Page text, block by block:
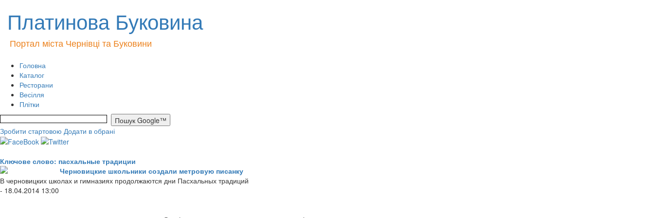
Платинова Буковина
Портал міста Чернівці та Буковини
Головна
Каталог
Ресторани
Весілля
Плітки
Зробити стартовою Додати в обрані
Ключове слово: пасхальные традиции
Черновицкие школьники создали метровую писанку
В черновицких школах и гимназиях продолжаются дни Пасхальных традиций
- 18.04.2014 13:00